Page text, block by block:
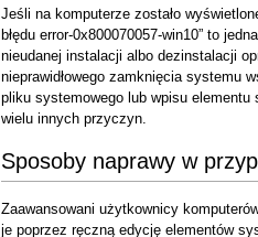
Jeśli na komputerze zostało
błędu error-0x800070057-win10” to
nieudanej instalacji albo dezinstalacji
nieprawidłowego zamknięcia systemu
pliku systemowego lub wpisu elementu
wielu innych przyczyn.
Sposoby naprawy w
Zaawansowani użytkownicy
je poprzez ręczną edycję elementów